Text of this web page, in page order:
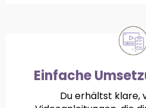
Einfache
Du erhältst klare,